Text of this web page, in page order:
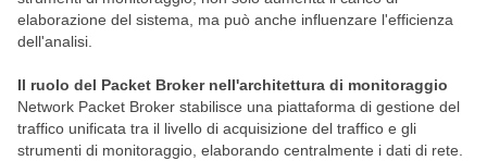
elaborazione del sistema, ma può anche influenzare l'efficienza
dell'analisi.
Il ruolo del Packet Broker nell'architettura di monitoraggio
Network Packet Broker stabilisce una piattaforma di gestione del
traffico unificata tra il livello di acquisizione del traffico e gli
strumenti di monitoraggio, elaborando centralmente i dati di rete.